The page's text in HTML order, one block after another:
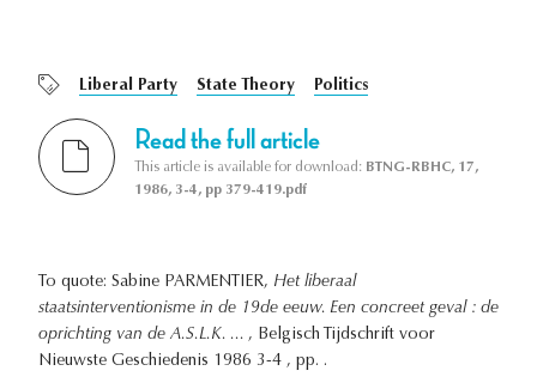
Liberal Party State Theory Politics
Read the full article
This article is available for download: BTNG-RBHC, 17,
1986, 3-4, pp 379-419.pdf
To quote: Sabine PARMENTIER, Het liberaal
staatsinterventionisme in de 19de eeuw. Een concreet geval : de
oprichting van de A.S.L.K. ... , Belgisch Tijdschrift voor
Nieuwste Geschiedenis 1986 3-4 , pp. .